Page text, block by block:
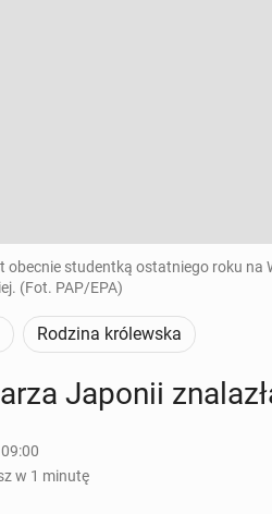
obecnie studentką ostatniego roku
(Fot. PAP/EPA)
Rodzina królewska
Japonii
w 1 minutę